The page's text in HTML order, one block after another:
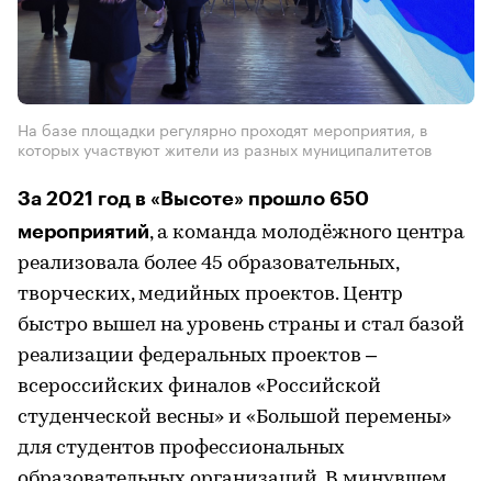
На базе площадки регулярно проходят мероприятия, в
которых участвуют жители из разных муниципалитетов
За 2021 год в «Высоте» прошло 650
мероприятий, а команда молодёжного центра
реализовала более 45 образовательных,
творческих, медийных проектов. Центр
быстро вышел на уровень страны и стал базой
реализации федеральных проектов –
всероссийских финалов «Российской
студенческой весны» и «Большой перемены»
для студентов профессиональных